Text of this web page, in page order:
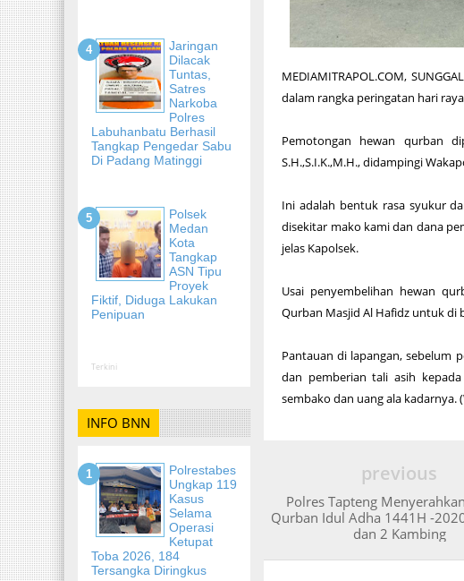
Jaringan
Dilacak
Tuntas,
Satres
Narkoba
Polres
Labuhanbatu Berhasil
Tangkap Pengedar Sabu
Di Padang Matinggi
Polsek
Medan
Kota
Tangkap
ASN Tipu
Proyek
Fiktif, Diduga Lakukan
Penipuan
Terkini
INFO BNN
Polrestabes
Ungkap 119
Kasus
Selama
Operasi
Ketupat
Toba 2026, 184
Tersangka Diringkus
MEDIAMITRAPOL.COM,
dalam rangka peringatan hari
Pemotongan hewan qurban
S.H.,S.I.K.,M.H., didampingi
Ini adalah bentuk rasa syukur
disekitar mako kami dan dana
jelas Kapolsek.
Usai penyembelihan hewan
Qurban Masjid Al Hafidz untuk di
Pantauan di lapangan, sebelum
dan pemberian tali asih
sembako dan uang ala kadarnya.
previous
Polres Tapteng
Qurban Idul Adha 1441H -
dan 2 Kambing